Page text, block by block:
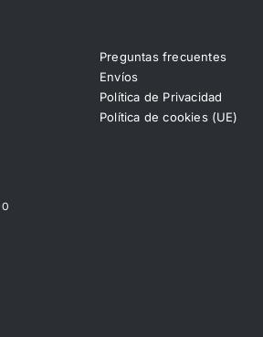
Preguntas frecuentes
Envíos
Política de Privacidad
Política de cookies (UE)